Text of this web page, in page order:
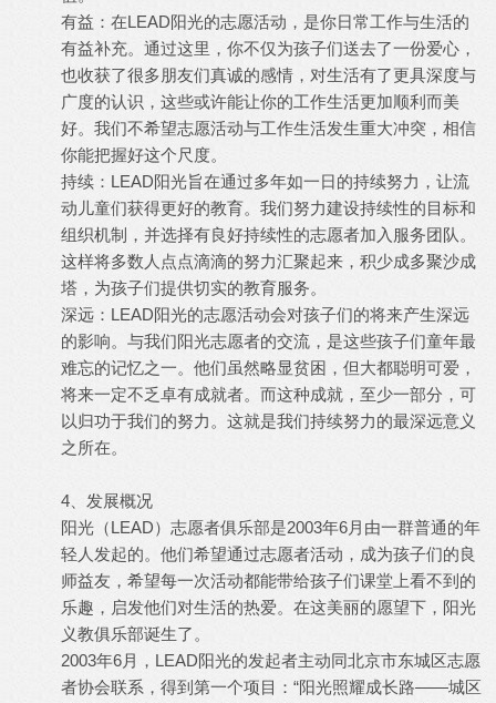
有益：在LEAD阳光的志愿活动，是你日常工作与生活的
有益补充。通过这里，你不仅为孩子们送去了一份爱心，
也收获了很多朋友们真诚的感情，对生活有了更具深度与
广度的认识，这些或许能让你的工作生活更加顺利而美
好。我们不希望志愿活动与工作生活发生重大冲突，相信
你能把握好这个尺度。
持续：LEAD阳光旨在通过多年如一日的持续努力，让流
动儿童们获得更好的教育。我们努力建设持续性的目标和
组织机制，并选择有良好持续性的志愿者加入服务团队。
这样将多数人点点滴滴的努力汇聚起来，积少成多聚沙成
塔，为孩子们提供切实的教育服务。
深远：LEAD阳光的志愿活动会对孩子们的将来产生深远
的影响。与我们阳光志愿者的交流，是这些孩子们童年最
难忘的记忆之一。他们虽然略显贫困，但大都聪明可爱，
将来一定不乏卓有成就者。而这种成就，至少一部分，可
以归功于我们的努力。这就是我们持续努力的最深远意义
之所在。
4、发展概况
阳光（LEAD）志愿者俱乐部是2003年6月由一群普通的年
轻人发起的。他们希望通过志愿者活动，成为孩子们的良
师益友，希望每一次活动都能带给孩子们课堂上看不到的
乐趣，启发他们对生活的热爱。在这美丽的愿望下，阳光
义教俱乐部诞生了。
2003年6月，LEAD阳光的发起者主动同北京市东城区志愿
者协会联系，得到第一个项目：“阳光照耀成长路——城区